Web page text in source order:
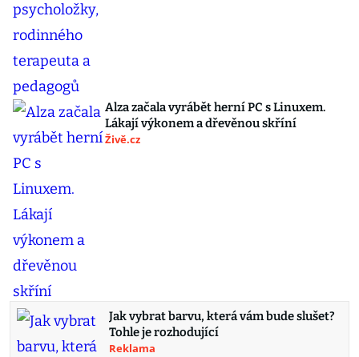
Alza začala vyrábět herní PC s Linuxem.
Lákají výkonem a dřevěnou skříní
Živě.cz
Jak vybrat barvu, která vám bude slušet?
Tohle je rozhodující
Reklama